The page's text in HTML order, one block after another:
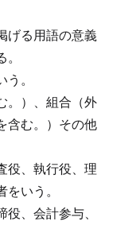
げる用語の意義
。
。）、組合（外
含む。）その他
役、執行役、理
いう。
、会計参与、